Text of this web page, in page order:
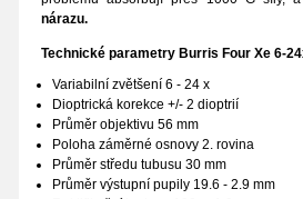
nárazu.
Technické parametry Burris Four Xe 6-
Variabilní zvětšení 6 - 24 x
Dioptrická korekce +/- 2 dioptrií
Průměr objektivu 56 mm
Poloha záměrné osnovy 2. rovina
Průměr středu tubusu 30 mm
Průměr výstupní pupily 19.6 - 2.9 mm